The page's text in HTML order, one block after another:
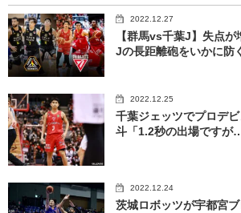
2022.12.27
【群馬vs千葉J】失点
Jの長距離砲をいかに防
2022.12.25
千葉ジェッツでプロデ
斗「1.2秒の出場ですが…
2022.12.24
茨城ロボッツが宇都宮